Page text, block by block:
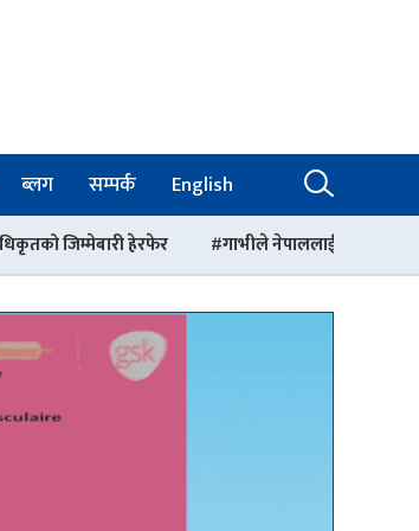
ब्लग सम्पर्क English
गाभीले नेपाललाई ३ करोड ९६ लाख डलर बराबरको